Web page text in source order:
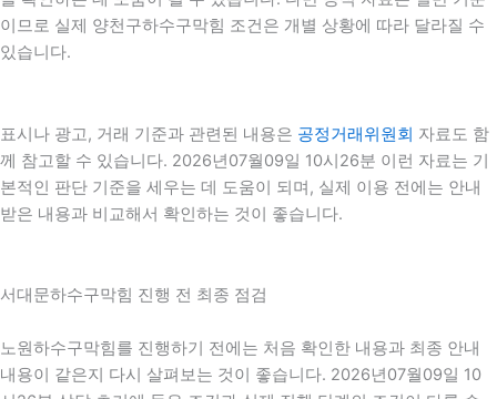
이므로 실제 양천구하수구막힘 조건은 개별 상황에 따라 달라질 수
있습니다.
표시나 광고, 거래 기준과 관련된 내용은 공정거래위원회 자료도 함
께 참고할 수 있습니다. 2026년07월09일 10시26분 이런 자료는 기
본적인 판단 기준을 세우는 데 도움이 되며, 실제 이용 전에는 안내
받은 내용과 비교해서 확인하는 것이 좋습니다.
서대문하수구막힘 진행 전 최종 점검
노원하수구막힘를 진행하기 전에는 처음 확인한 내용과 최종 안내
내용이 같은지 다시 살펴보는 것이 좋습니다. 2026년07월09일 10